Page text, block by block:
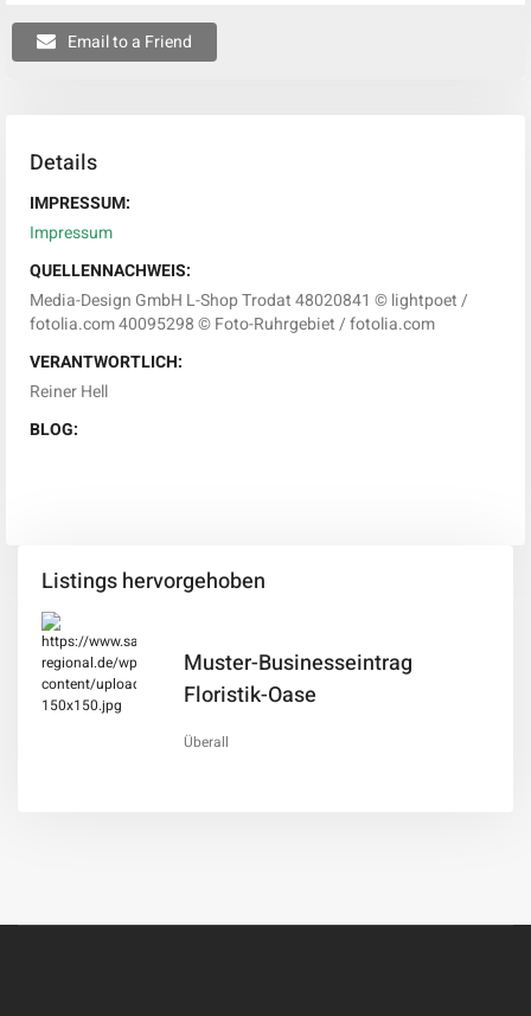
Email to a Friend
Details
IMPRESSUM:
Impressum
QUELLENNACHWEIS:
Media-Design GmbH L-Shop Trodat 48020841 © lightpoet /
fotolia.com 40095298 © Foto-Ruhrgebiet / fotolia.com
VERANTWORTLICH:
Reiner Hell
BLOG:
Listings hervorgehoben
Muster-Businesseintrag
Floristik-Oase
Überall